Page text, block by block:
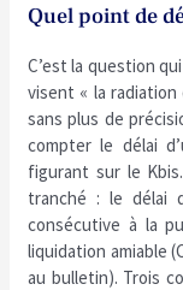
Quel point de
C’est la question
visent « la
sans plus de
compter le délai
figurant sur le
tranché : le délai
consécutive à la
liquidation amiable
au bulletin). Trois